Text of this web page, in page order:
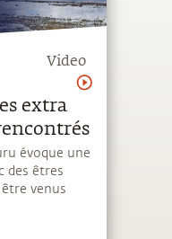
Video
extra
évoque une
des êtres
venus